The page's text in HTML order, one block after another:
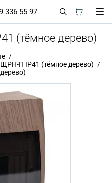
336 55 97
(тёмное дерево)
ЩРН-П IP41 (тёмное дерево)